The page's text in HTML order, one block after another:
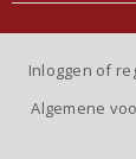
Inloggen of
Algemene